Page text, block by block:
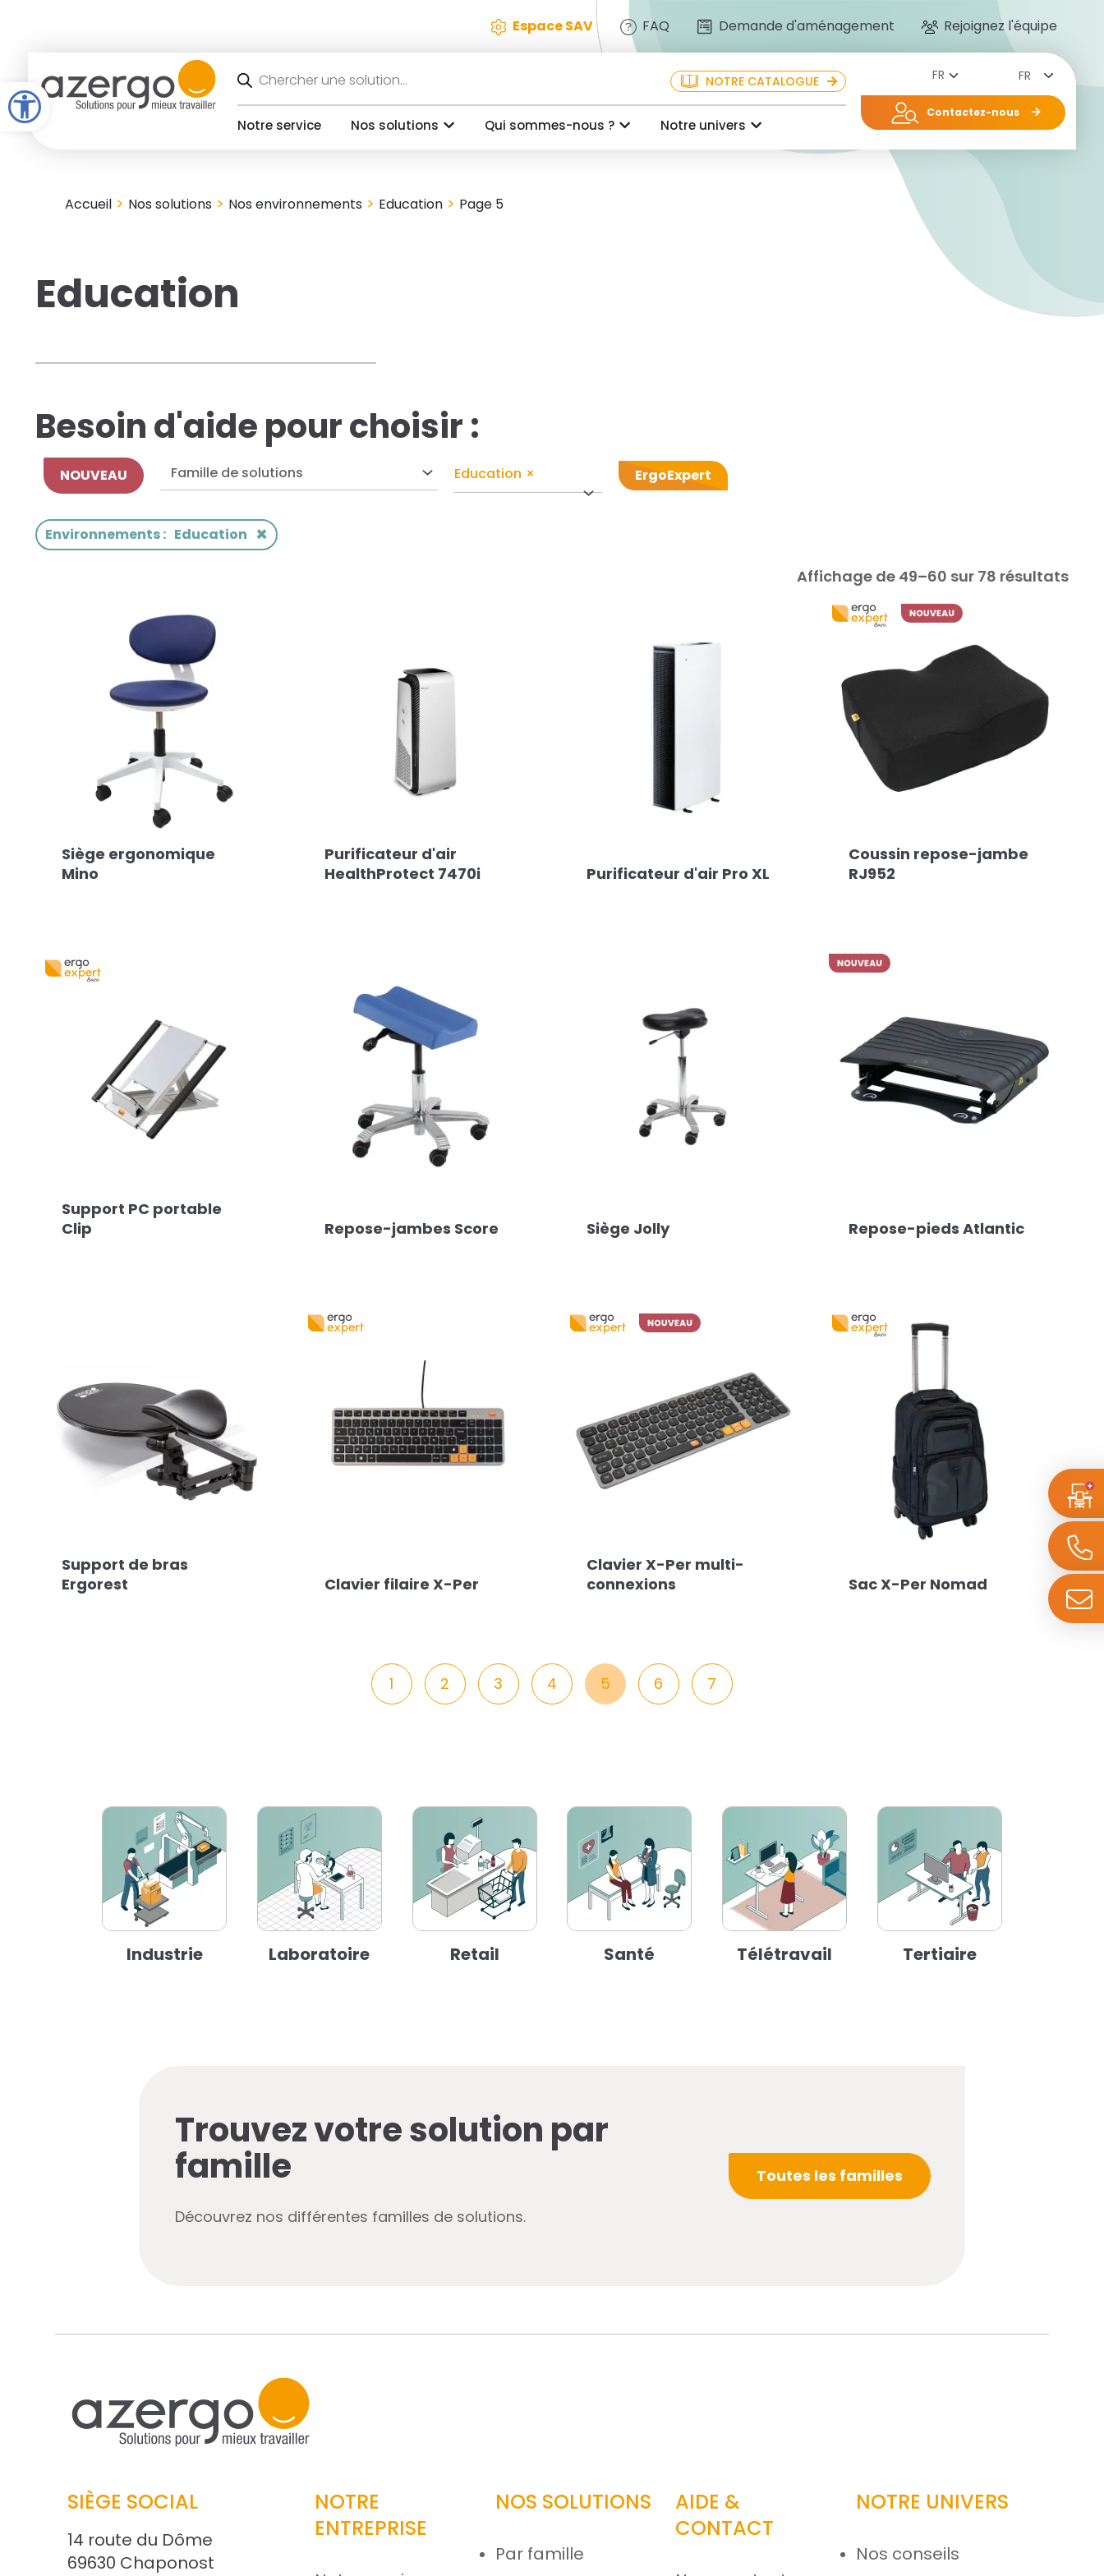
Open toolbar
Espace SAV FAQ Demande d'aménagement Rejoignez l'équipe
de
produits
NOTRE CATALOGUE
Notre service Nos solutions Qui sommes-nous ? Notre univers
FR
Contactez-nous
Accueil > Nos solutions > Nos environnements > Education > Page 5
Education
Besoin d'aide pour choisir :
NOUVEAU Education × ErgoExpert
Environnements: Education ×
Affichage de 49–60 sur 78 résultats
Siège ergonomique
Mino
Purificateur d'air
HealthProtect 7470i
Purificateur d'air Pro XL
Coussin repose-jambe
RJ952
Support PC portable
Clip
Repose-jambes Score Siège Jolly Repose-pieds Atlantic
Support de bras
Ergorest
Clavier filaire X-Per
Clavier X-Per multi-
connexions
Sac X-Per Nomad
1 2 3 4 5 6 7
Industrie Laboratoire Retail Santé Télétravail Tertiaire
Trouvez votre solution par
famille
Découvrez nos différentes familles de solutions.
Toutes les familles
SIÈGE SOCIAL
14 route du Dôme
69630 Chaponost
NOTRE
ENTREPRISE
NOS SOLUTIONS
Par famille
AIDE &
CONTACT
NOTRE UNIVERS
Nos conseils